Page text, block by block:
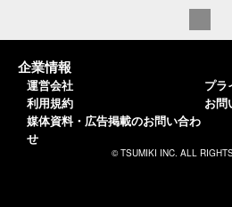
企業情報
運営会社
利用規約
媒体資料・広告掲載のお問い合わ
せ
プラ
お問
© TSUMIKI INC. ALL